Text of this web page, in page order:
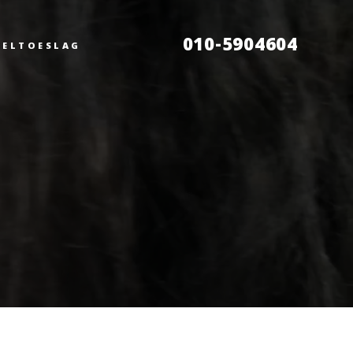
010-5904604